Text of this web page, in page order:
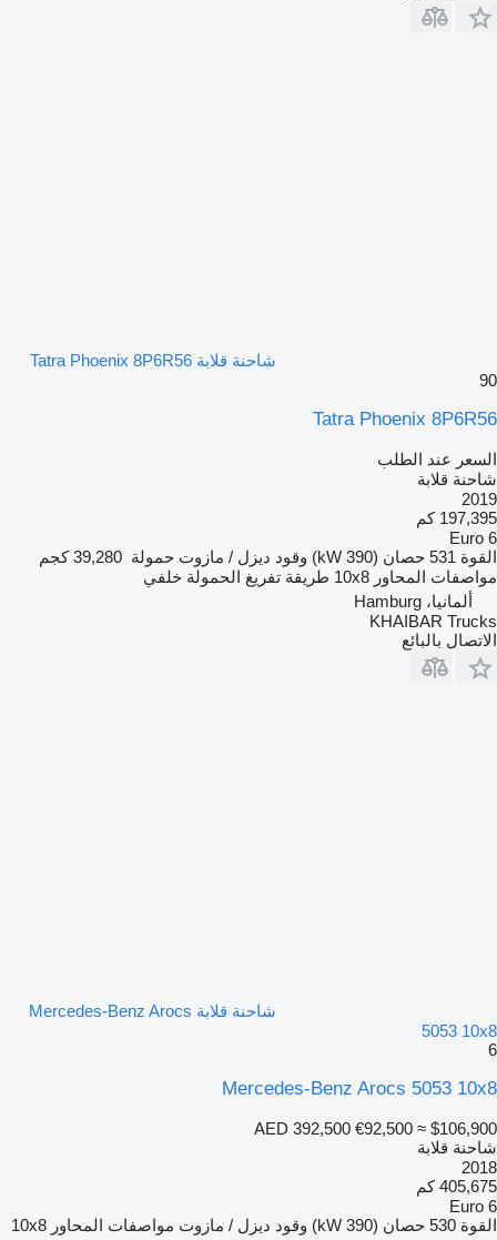
شاحنة قلابة Tatra Phoenix 8P6R56
90
Tatra Phoenix 8P6R56
السعر عند الطلب
شاحنة قلابة
2019
197,395 كم
Euro 6
القوة 531 حصان (390 kW) وقود ديزل / مازوت حمولة 39,280 كجم
مواصفات المحاور 10x8 طريقة تفريغ الحمولة خلفي
ألمانيا، Hamburg
KHAIBAR Trucks
الاتصال بالبائع
شاحنة قلابة Mercedes-Benz Arocs
5053 10x8
6
Mercedes-Benz Arocs 5053 10x8
AED 392,500 €92,500 ≈ $106,900
شاحنة قلابة
2018
405,675 كم
Euro 6
القوة 530 حصان (390 kW) وقود ديزل / مازوت مواصفات المحاور 10x8